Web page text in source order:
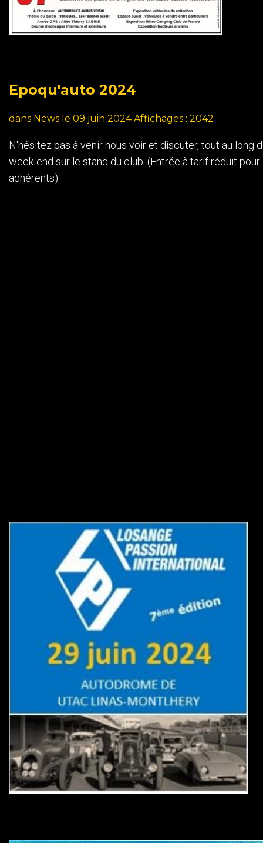
Epoqu'auto 2024
dans News le 09 juin 2024Affichages : 2042
N'hésitez pas à venir nous voir et discuter, tout au long
week-end sur le stand du club. (Entrée à tarif réduit pour
adhérents)